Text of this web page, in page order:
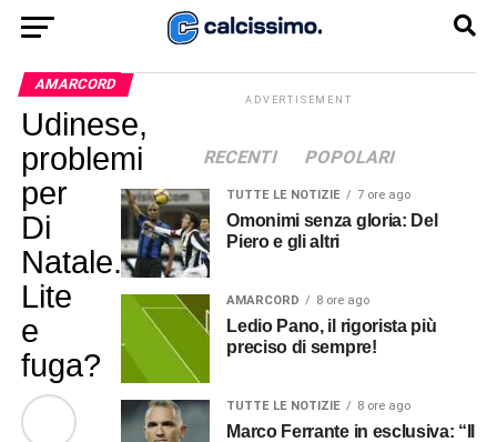
AMARCORD
Udinese,
problemi
per
Di
Natale.
Lite
e
fuga?
ADVERTISEMENT
RECENTI POPOLARI
TUTTE LE NOTIZIE 7 ore ago
Omonimi senza gloria: Del
Piero e gli altri
AMARCORD 8 ore ago
Ledio Pano, il rigorista più
preciso di sempre!
TUTTE LE NOTIZIE 8 ore ago
Marco Ferrante in esclusiva: “Il